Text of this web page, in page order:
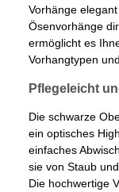
Vorhänge
Ösenvorhänge
ermöglicht es
Vorhangtypen
Pflegeleicht
Die schwarze
ein optisches
einfaches
sie von Staub
Die hochwertige